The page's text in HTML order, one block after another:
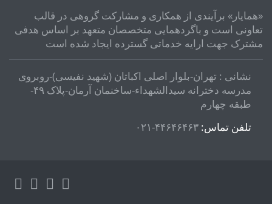
«همایار» برآیندی از همکاری و مشارکت گروهی در قالب
تعاونی است و باگردهمایی متخصصان متعهد بر اساس هدفی
مشترک جهت ارایه خدماتی گسترده ایجاد شده است
نشانی : تهران-بلوار اصلی اکباتان (شهید نفیسی)-روبروی
مدرسه دخترانه سیدالشهداء-ساخنمان آرمان-پلاک ۴۹-
طبقه چهارم
تلفن تماس: ۴۴۶۴۶۴۶۳-۰۲۱